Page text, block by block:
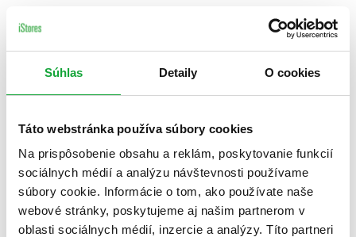
Súhlas Detaily O cookies
Táto webstránka používa súbory cookies
Na prispôsobenie obsahu a reklám, poskytovanie funkcií
sociálnych médií a analýzu návštevnosti používame
súbory cookie. Informácie o tom, ako používate naše
webové stránky, poskytujeme aj našim partnerom v
oblasti sociálnych médií, inzercie a analýzy. Títo partneri